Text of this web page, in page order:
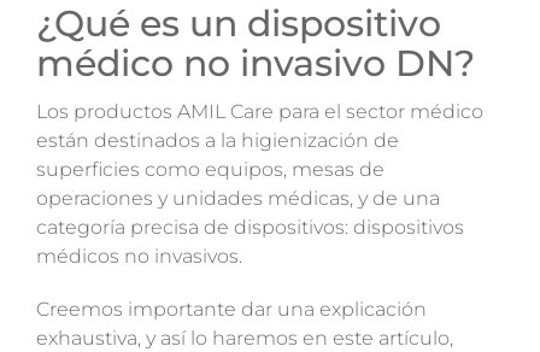
Video
Capacitación
Magazine
Contactos
Login
¿Qué es un dispositivo
médico no invasivo DN?
Los productos AMIL Care para el sector médico
están destinados a la higienización de
superficies como equipos, mesas de
operaciones y unidades médicas, y de una
categoría precisa de dispositivos: dispositivos
médicos no invasivos.
Creemos importante dar una explicación
exhaustiva, y así lo haremos en este artículo,